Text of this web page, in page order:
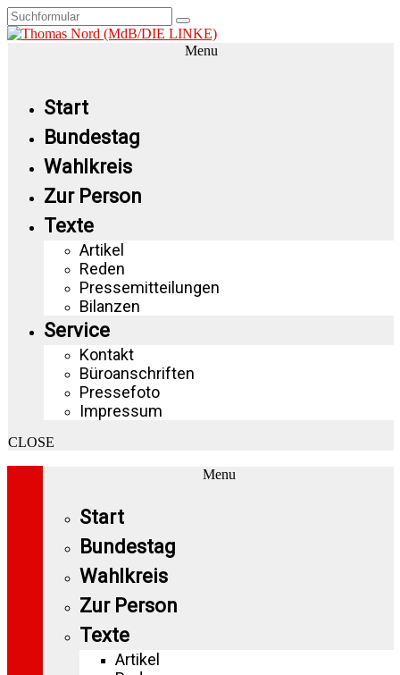
Menu
Start
Bundestag
Wahlkreis
Zur Person
Texte
Artikel
Reden
Pressemitteilungen
Bilanzen
Service
Kontakt
Büroanschriften
Pressefoto
Impressum
CLOSE
Menu
Start
Bundestag
Wahlkreis
Zur Person
Texte
Artikel